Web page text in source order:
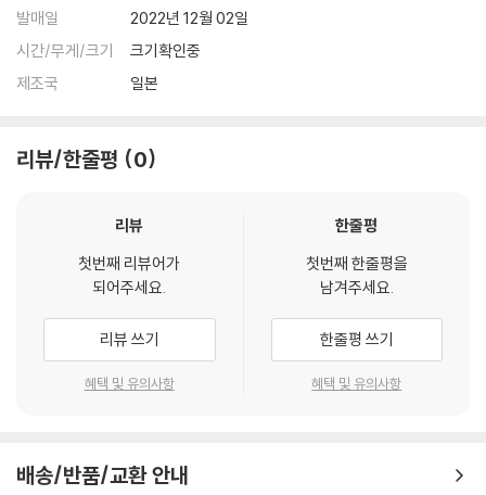
발매일
2022년 12월 02일
시간/무게/크기
크기확인중
제조국
일본
리뷰/한줄평 0
리뷰
첫번째 리뷰어가
되어주세요.
리뷰 쓰기
혜택 및 유의사항
한줄평
첫번째 한줄평을
남겨주세요.
한줄평 쓰기
혜택 및 유의사항
배송/반품/교환 안내